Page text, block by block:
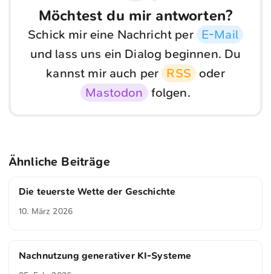
Möchtest du mir antworten?
Schick mir eine Nachricht per E-Mail
und lass uns ein Dialog beginnen. Du
kannst mir auch per RSS oder
Mastodon folgen.
Ähnliche Beiträge
Die teuerste Wette der Geschichte
10. März 2026
Nachnutzung generativer KI-Systeme